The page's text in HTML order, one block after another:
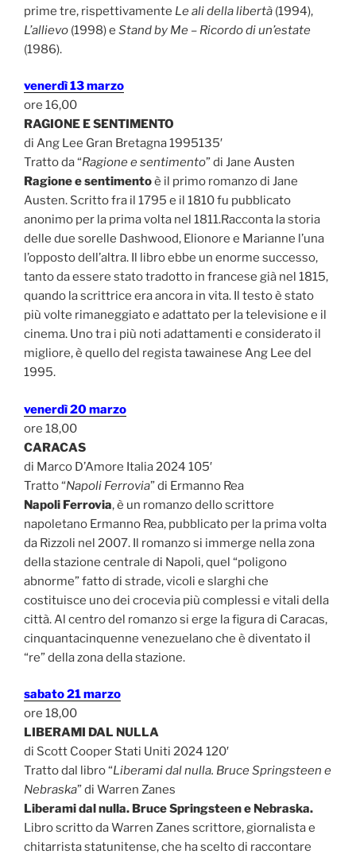
prime tre, rispettivamente Le ali della libertà (1994),
L’allievo (1998) e Stand by Me – Ricordo di un’estate
(1986).
venerdì 13 marzo
ore 16,00
RAGIONE E SENTIMENTO
di Ang Lee Gran Bretagna 1995135′
Tratto da “Ragione e sentimento” di Jane Austen
Ragione e sentimentoè il primo romanzo di Jane
Austen. Scritto fra il 1795 e il 1810 fu pubblicato
anonimo per la prima volta nel 1811.Racconta la storia
delle due sorelle Dashwood, Elionore e Marianne l’una
l’opposto dell’altra. Il libro ebbe un enorme successo,
tanto da essere stato tradotto in francese già nel 1815,
quando la scrittrice era ancora in vita. Il testo è stato
più volte rimaneggiato e adattato per la televisione e il
cinema. Uno tra i più noti adattamenti e considerato il
migliore, è quello del regista tawainese Ang Lee del
1995.
venerdì 20 marzo
ore 18,00
CARACAS
di Marco D’Amore Italia 2024 105′
Tratto “Napoli Ferrovia” di Ermanno Rea
Napoli Ferrovia, è un romanzo dello scrittore
napoletano Ermanno Rea, pubblicato per la prima volta
da Rizzoli nel 2007. Il romanzo si immerge nella zona
della stazione centrale di Napoli, quel “poligono
abnorme” fatto di strade, vicoli e slarghi che
costituisce uno dei crocevia più complessi e vitali della
città. Al centro del romanzo si erge la figura di Caracas,
cinquantacinquenne venezuelano che è diventato il
“re” della zona della stazione.
sabato 21 marzo
ore 18,00
LIBERAMI DAL NULLA
di Scott Cooper Stati Uniti 2024 120′
Tratto dal libro “Liberami dal nulla. Bruce Springsteen e
Nebraska” di Warren Zanes
Liberami dal nulla. Bruce Springsteen e Nebraska.
Libro scritto da Warren Zanes scrittore, giornalista e
chitarrista statunitense, che ha scelto di raccontare